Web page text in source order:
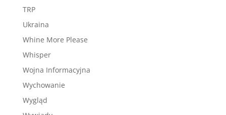
TRP
Ukraina
Whine More Please
Whisper
Wojna Informacyjna
Wychowanie
Wygląd